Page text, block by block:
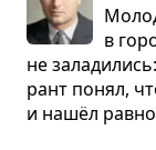
в
не
рант понял,
и нашёл